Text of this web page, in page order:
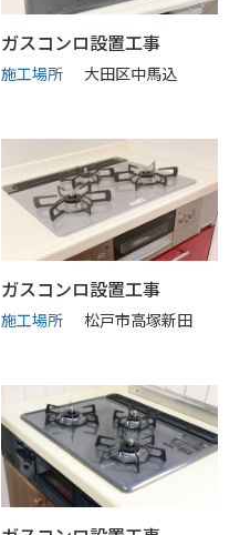
ガスコンロ設置工事
施工場所 大田区中馬込
ガスコンロ設置工事
施工場所 松戸市高塚新田